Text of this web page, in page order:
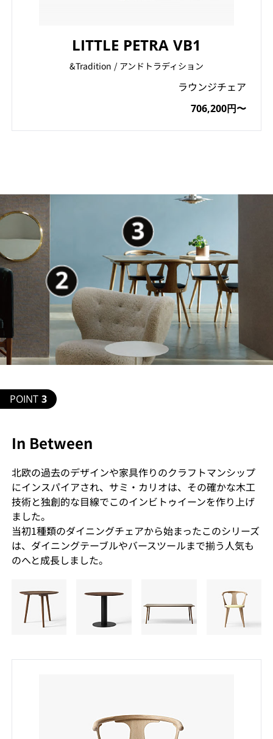
LITTLE PETRA VB1
&Tradition / アンドトラディション
ラウンジチェア
706,200円〜
POINT 3
In Between
北欧の過去のデザインや家具作りのクラフトマンシップ
にインスパイアされ、サミ・カリオは、その確かな木工
技術と独創的な目線でこのインビトゥイーンを作り上げ
ました。
当初1種類のダイニングチェアから始まったこのシリーズ
は、ダイニングテーブルやバースツールまで揃う人気も
のへと成長しました。